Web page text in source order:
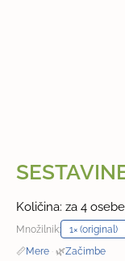
Količina: za 4 osebe
Množilnik:
📏Mere · 🌿Začimbe